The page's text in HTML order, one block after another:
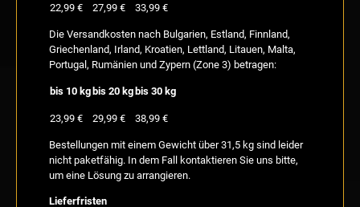
22,99 € 27,99 € 33,99 €
Die Versandkosten nach Bulgarien, Estland, Finnland,
Griechenland, Irland, Kroatien, Lettland, Litauen, Malta,
Portugal, Rumänien und Zypern (Zone 3) betragen:
bis 10 kg bis 20 kg bis 30 kg
23,99 € 29,99 € 38,99 €
Bestellungen mit einem Gewicht über 31,5 kg sind leider
nicht paketfähig. In dem Fall kontaktieren Sie uns bitte,
um eine Lösung zu arrangieren.
Lieferfristen